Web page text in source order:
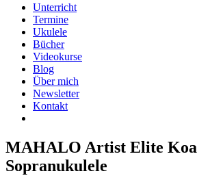
Unterricht
Termine
Ukulele
Bücher
Videokurse
Blog
Über mich
Newsletter
Kontakt
MAHALO Artist Elite Koa
Sopranukulele